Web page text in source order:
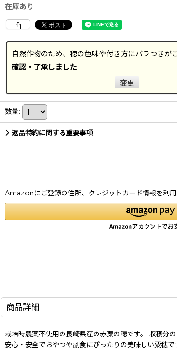
在庫あり
自然作物のため、穂の色味や付き方にバラつきが
確認・了承しました
変更
数量:
返品特約に関する重要事項
Amazonにご登録の住所、クレジットカード情報を利
商品詳細
栽培時農薬不使用の長崎県産の赤粟の穂です。 収穫分の
安心・安全でおやつや副食にぴったりの美味しい粟穂で